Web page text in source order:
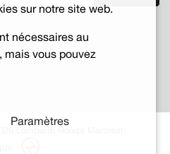
Lombardi Honda Montréal
sur notre site web.
nécessaires au
vous pouvez
Paramètres